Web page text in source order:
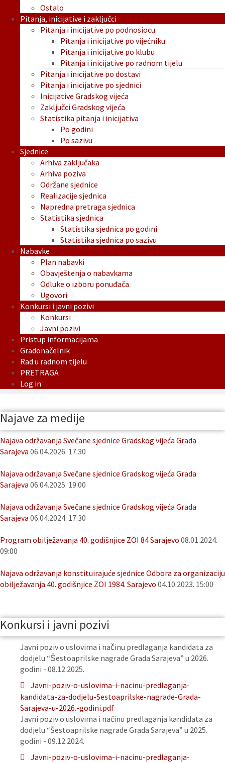
Ostalo
Pitanja, inicijative i zaključci
Pitanja i inicijative po podnosiocu
Pitanja i inicijative po vijećniku
Pitanja i inicijative po klubu
Pitanja i inicijative po radnom tijelu
Pitanja i inicijative po dostavi
Pitanja i inicijative po sjednici
Inicijative Gradskog vijeća
Zaključci Gradskog vijeća
Statistika pitanja i inicijativa
Po godini
Po sazivu
Sjednice
Arhiva zaključaka
Arhiva poziva
Održane sjednice
Realizacije sjednica
Napredna pretraga sjednica
Statistika sjednica
Statistika sjednica po godini
Statistika sjednica po sazivu
Nabavke
Plan nabavki
Obavještenja o nabavkama
Odluke o izboru ponuđača
Ugovori
Konkursi i javni pozivi
Konkursi
Javni pozivi
Pristup informacijama
Gradonačelnik
Rad u radnom tijelu
PRETRAGA
Log in
Najave za medije
Najava održavanja Svečane sjednice Gradskog vijeća Grada
Sarajeva 06.04.2026. 17:30
Najava održavanja Svečane sjednice Gradskog vijeća Grada
Sarajeva 06.04.2025. 19:00
Najava održavanja Svečane sjednice Gradskog vijeća Grada
Sarajeva 06.04.2024. 17:30
Program obilježavanja 40. godišnjice ZOI 84 Sarajevo 08.01.2024.
09:00
Najava održavanja konstituirajuće sjednice Odbora za organizaciju
obilježavanja 40. godišnjice ZOI 1984. Sarajevo 04.10.2023. 15:00
Konkursi i javni pozivi
Javni poziv o uslovima i načinu predlaganja kandidata za
dodjelu “Šestoaprilske nagrade Grada Sarajeva” u 2026.
godini - 08.12.2025.
Javni-poziv-o-uslovima-i-nacinu-predlaganja-
kandidata-za-dodjelu-Sestoaprilske-nagrade-Grada-
Sarajeva-u-2026.-godini.pdf
Javni poziv o uslovima i načinu predlaganja kandidata za
dodjelu “Šestoaprilske nagrade Grada Sarajeva” u 2025.
godini - 09.12.2024.
Javni-poziv-o-uslovima-i-nacinu-predlaganja-